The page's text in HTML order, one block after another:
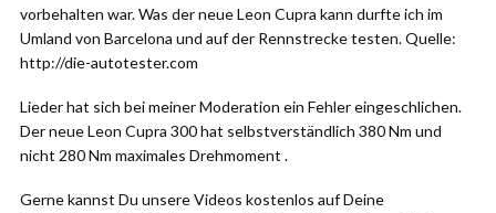
vorbehalten war. Was der neue Leon Cupra kann durfte ich im
Umland von Barcelona und auf der Rennstrecke testen. Quelle:
http://die-autotester.com
Lieder hat sich bei meiner Moderation ein Fehler eingeschlichen.
Der neue Leon Cupra 300 hat selbstverständlich 380 Nm und
nicht 280 Nm maximales Drehmoment .
Gerne kannst Du unsere Videos kostenlos auf Deine